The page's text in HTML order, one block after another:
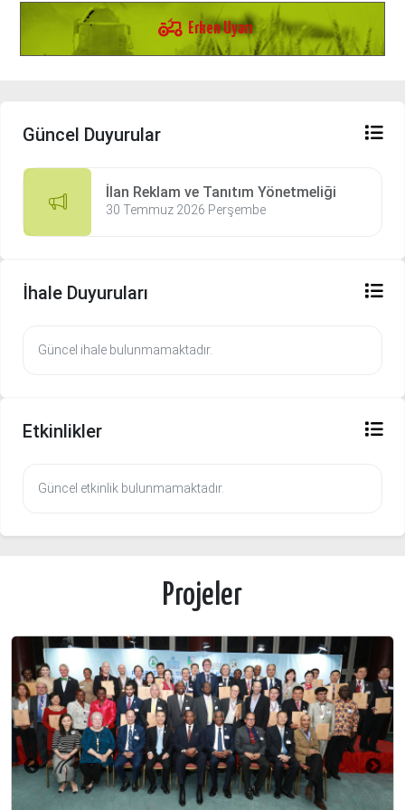
agriculture Erken Uyarı
Güncel Duyurular
İlan Reklam ve Tanıtım Yönetmeliği
30 Temmuz 2026 Perşembe
İhale Duyuruları
Güncel ihale bulunmamaktadır.
Etkinlikler
Güncel etkinlik bulunmamaktadır.
Projeler